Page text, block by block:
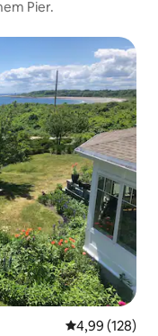
Pier.
4,99 (128)